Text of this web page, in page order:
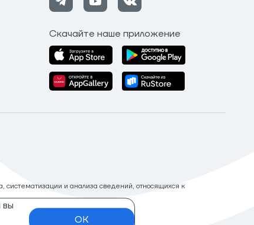
OK
Скачайте наше приложение
систематизации и анализа сведений, относящихся к